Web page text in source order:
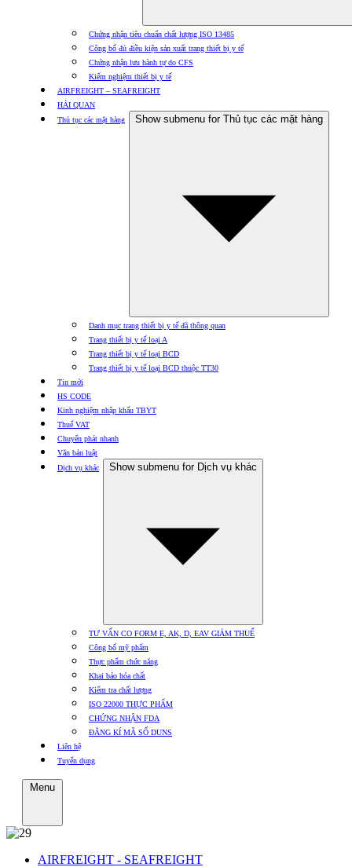
Chứng nhận tiêu chuẩn chất lượng ISO 13485
Công bố đủ điều kiện sản xuất trang thiết bị y tế
Chứng nhận lưu hành tự do CFS
Kiểm nghiệm thiết bị y tế
AIRFREIGHT – SEAFREIGHT
HẢI QUAN
Thủ tục các mặt hàng
Show submenu for Thủ tục các mặt hàng
Danh mục trang thiết bị y tế đã thông quan
Trang thiết bị y tế loại A
Trang thiết bị y tế loại BCD
Trang thiết bị y tế loại BCD thuộc TT30
Tin mới
HS CODE
Kinh nghiệm nhập khẩu TBYT
Thuế VAT
Chuyển phát nhanh
Văn bản luật
Dịch vụ khác
Show submenu for Dịch vụ khác
TƯ VẤN CO FORM E, AK, D, EAV GIẢM THUẾ
Công bố mỹ phẩm
Thực phẩm chức năng
Khai báo hóa chất
Kiểm tra chất lượng
ISO 22000 THỰC PHẨM
CHỨNG NHẬN FDA
ĐĂNG KÍ MÃ SỐ DUNS
Liên hệ
Tuyển dụng
Menu
AIRFREIGHT - SEAFREIGHT